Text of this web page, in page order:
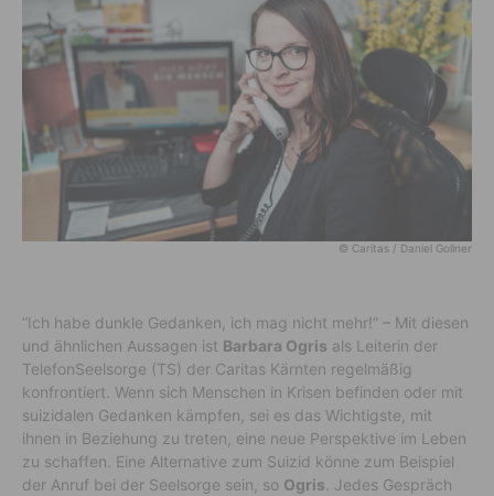
© Caritas / Daniel Gollner
“Ich habe dunkle Gedanken, ich mag nicht mehr!” – Mit diesen
und ähnlichen Aussagen ist Barbara Ogris als Leiterin der
TelefonSeelsorge (TS) der Caritas Kärnten regelmäßig
konfrontiert. Wenn sich Menschen in Krisen befinden oder mit
suizidalen Gedanken kämpfen, sei es das Wichtigste, mit
ihnen in Beziehung zu treten, eine neue Perspektive im Leben
zu schaffen. Eine Alternative zum Suizid könne zum Beispiel
der Anruf bei der Seelsorge sein, so Ogris . Jedes Gespräch